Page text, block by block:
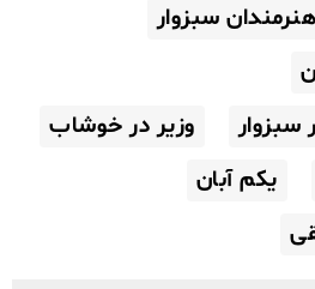
هنرمندان سبزوار
سبزوار
وزیر در خوشاب
یکم آبان